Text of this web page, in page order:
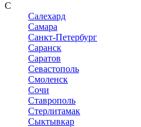
С
Салехард
Самара
Санкт-Петербург
Саранск
Саратов
Севастополь
Смоленск
Сочи
Ставрополь
Стерлитамак
Сыктывкар